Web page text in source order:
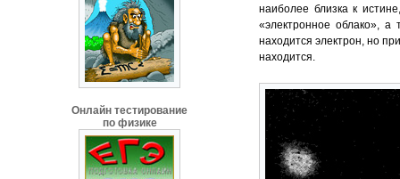
Онлайн тестирование
по физике
наиболее близка к
«электронное облако», а
находится электрон, но
находится.